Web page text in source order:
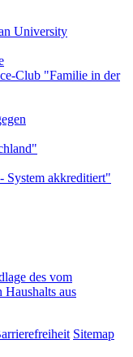
des vom
Haushalts aus
Sitemap